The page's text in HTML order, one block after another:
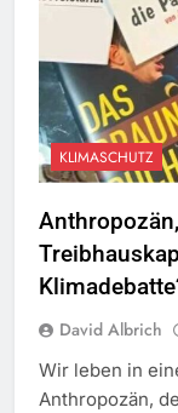
KLIMASCHUTZ
David Albrich
Wir leben in
Anthropozän,